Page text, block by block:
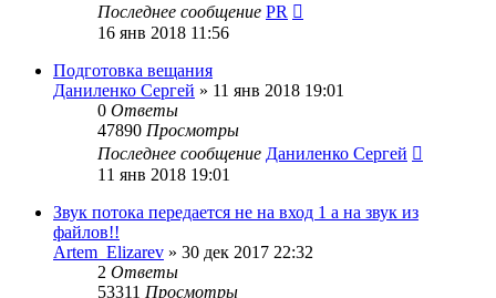
Последнее сообщение PR
16 янв 2018 11:56
Подготовка вещания
Даниленко Сергей » 11 янв 2018 19:01
0 Ответы
47890 Просмотры
Последнее сообщение Даниленко Сергей
11 янв 2018 19:01
Звук потока передается не на вход 1 а на звук из
файлов!!
Artem_Elizarev » 30 дек 2017 22:32
2 Ответы
53311 Просмотры